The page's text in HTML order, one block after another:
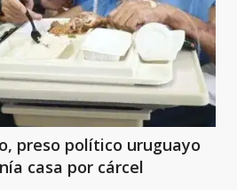
preso político uruguayo
casa por cárcel